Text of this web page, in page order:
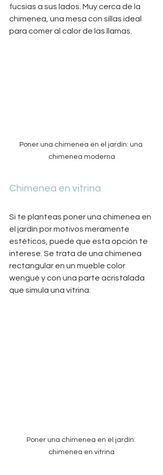
fucsias a sus lados. Muy cerca de la
chimenea, una mesa con sillas ideal
para comer al calor de las llamas.
Poner una chimenea en el jardín: una
chimenea moderna
Chimenea en vitrina
Si te planteas poner una chimenea en
el jardín por motivos meramente
estéticos, puede que esta opción te
interese. Se trata de una chimenea
rectangular en un mueble color
wengué y con una parte acristalada
que simula una vitrina.
Poner una chimenea en el jardín:
chimenea en vitrina